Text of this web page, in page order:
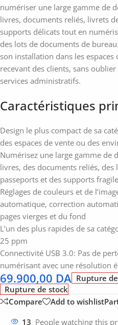
numériser une large gamme de
livres, documents reliés, livrets
supports délicats tout en
des lots de documents de
son installation dans les
recevant des clients, sans
services administratifs.
Caractéristiques
Design le plus compact de sa
des espaces de vente ou des
Numérisez une large gamme de
livres, des documents reliés,
passeports et des supports
Réglages de couleurs et de
automatique, correction
pages vierges et du fond
L’un des plus rapides de sa
25 ppm
Connectivité USB 3.0: Pas de
numérisant avec une résolution
69.900,00 DA Rupture
Rupture de stock
Compare
Add to wishlist
13 People watching this